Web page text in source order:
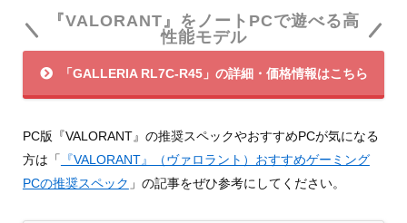
『VALORANT』をノートPCで遊べる高
性能モデル
「GALLERIA RL7C-R45」の詳細・価格情報はこちら
PC版『VALORANT』の推奨スペックやおすすめPCが気になる
方は「
『VALORANT』（ヴァロラント）おすすめゲーミング
PCの推奨スペック 」の記事をぜひ参考にしてください。